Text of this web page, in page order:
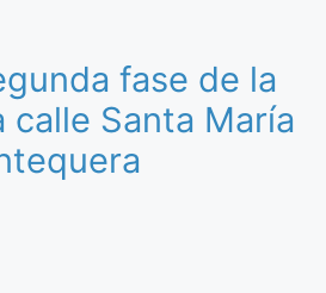
fase de la
calle Santa María